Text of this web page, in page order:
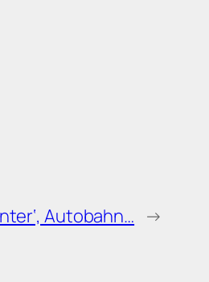
Autobahn… →